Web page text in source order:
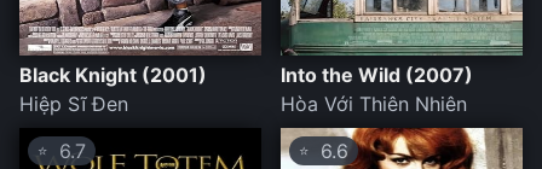
Black Knight (2001)
Hiệp Sĩ Đen
Into the Wild (2007)
Hòa Với Thiên Nhiên
⭐ 6.7 ⭐ 6.6